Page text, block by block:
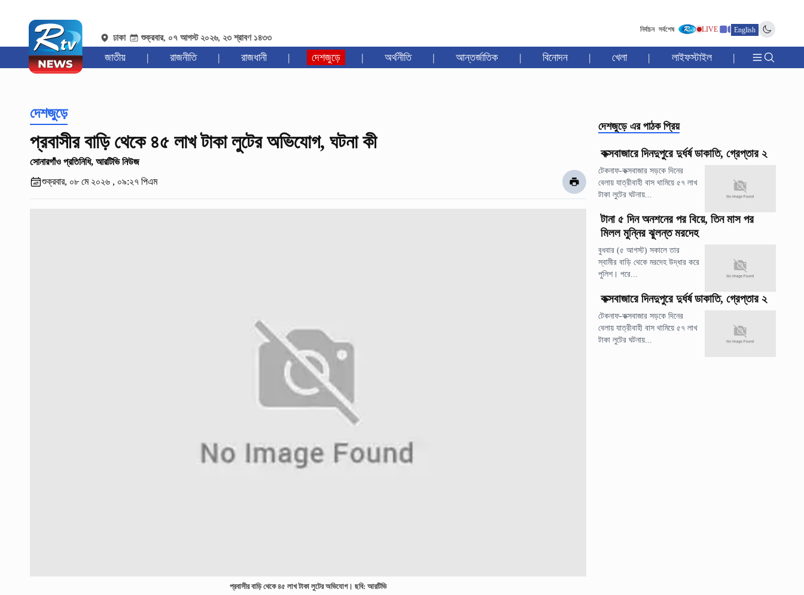
ঢাকা শুক্রবার, ০৭ আগস্ট ২০২৬, ২৩ শ্রাবণ ১৪৩৩
নির্বাচন সর্বশেষ LIVE English
জাতীয় | রাজনীতি | রাজধানী | দেশজুড়ে | অর্থনীতি | আন্তর্জাতিক | বিনোদন | খেলা | লাইফস্টাইল |
দেশজুড়ে
প্রবাসীর বাড়ি থেকে ৪৫ লাখ টাকা লুটের অভিযোগ, ঘটনা কী
সোনারগাঁও প্রতিনিধি, আরটিভি নিউজ
শুক্রবার, ০৮ মে ২০২৬ , ০৯:২৭ পিএম
প্রবাসীর বাড়ি থেকে ৪৫ লাখ টাকা লুটের অভিযোগ। ছবি: আরটিভি
দেশজুড়ে এর পাঠক প্রিয়
কক্সবাজারে দিনদুপুরে দুর্ধর্ষ ডাকাতি, গ্রেপ্তার ২
টেকনাফ-কক্সবাজার সড়কে দিনের
বেলায় যাত্রীবাহী বাস থামিয়ে ৫৭ লাখ
টাকা লুটের ঘটনায়...
টানা ৫ দিন অনশনের পর বিয়ে, তিন মাস পর
মিলল মুন্নির ঝুলন্ত মরদেহ
বুধবার (৫ আগস্ট) সকালে তার
স্বামীর বাড়ি থেকে মরদেহ উদ্ধার করে
পুলিশ। পরে...
কক্সবাজারে দিনদুপুরে দুর্ধর্ষ ডাকাতি, গ্রেপ্তার ২
টেকনাফ-কক্সবাজার সড়কে দিনের
বেলায় যাত্রীবাহী বাস থামিয়ে ৫৭ লাখ
টাকা লুটের ঘটনায়...